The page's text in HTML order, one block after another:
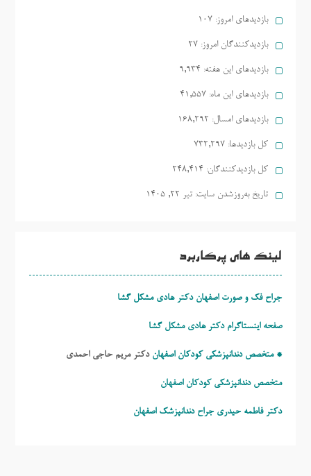
بازدیدهای امروز: 107
بازدیدکنندگان امروز: 27
بازدیدهای این هفته: 9,934
بازدیدهای این ماه: 41,557
بازدیدهای امسال: 168,292
کل بازدیدها: 732,297
کل بازدیدکنند‌گان: 248,414
تاریخ به‌روزشدن سایت: تیر ۲۲, ۱۴۰۵
لینک های پرکاربرد
جراح فک و صورت اصفهان دکتر هادی مشکل گشا
صفحه اینستاگرام دکتر هادی مشکل گشا
* متخصص دندانپزشکی کودکان اصفهان دکتر مریم حاجی احمدی
متخصص دندانپزشکی کودکان اصفهان
دکتر فاطمه حیدری جراح دندانپزشک اصفهان